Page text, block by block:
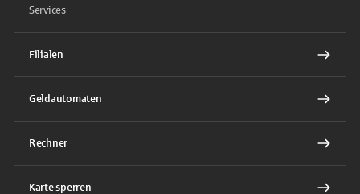
Services
Filialen
Geldautomaten
Rechner
Karte sperren